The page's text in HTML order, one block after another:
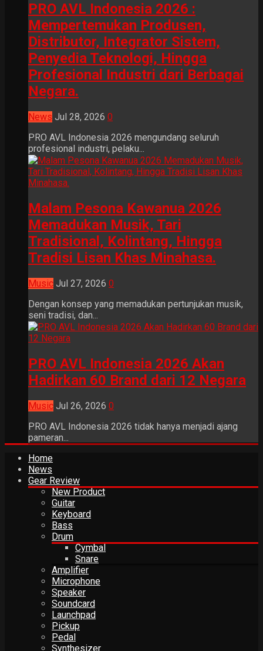
PRO AVL Indonesia 2026 :
Mempertemukan Produsen,
Distributor, Integrator Sistem,
Penyedia Teknologi, Hingga
Profesional Industri dari Berbagai
Negara.
News Jul 28, 2026 0
PRO AVL Indonesia 2026 mengundang seluruh
profesional industri, pelaku...
Malam Pesona Kawanua 2026
Memadukan Musik, Tari
Tradisional, Kolintang, Hingga
Tradisi Lisan Khas Minahasa.
Music Jul 27, 2026 0
Dengan konsep yang memadukan pertunjukan musik,
seni tradisi, dan...
PRO AVL Indonesia 2026 Akan
Hadirkan 60 Brand dari 12 Negara
Music Jul 26, 2026 0
PRO AVL Indonesia 2026 tidak hanya menjadi ajang
pameran...
Home
News
Gear Review
New Product
Guitar
Keyboard
Bass
Drum
Cymbal
Snare
Amplifier
Microphone
Speaker
Soundcard
Launchpad
Pickup
Pedal
Synthesizer